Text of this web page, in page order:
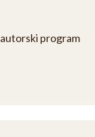
autorski program